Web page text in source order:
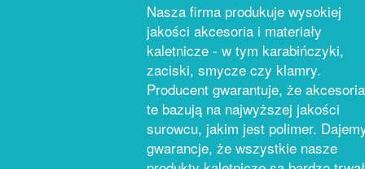
Nasza firma produkuje wysokiej
jakości akcesoria i materiały
kaletnicze - w tym karabińczyki,
zaciski, smycze czy klamry.
Producent gwarantuje, że akcesoria
te bazują na najwyższej jakości
surowcu, jakim jest polimer.
gwarancje, że wszystkie nasze